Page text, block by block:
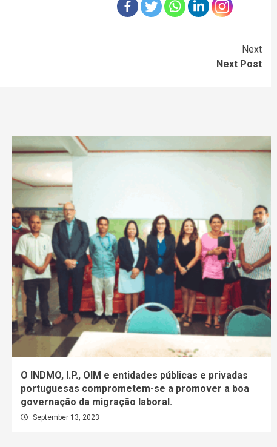
Next
Next Post
O INDMO, I.P., OIM e entidades públicas e privadas
portuguesas comprometem-se a promover a boa
governação da migração laboral.
September 13, 2023